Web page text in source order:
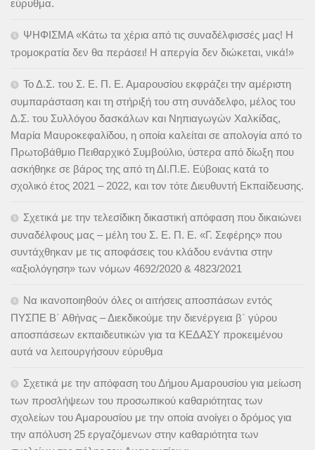
εύρυθμα.
ΨΗΦΙΣΜΑ «Κάτω τα χέρια από τις συναδέλφισσές μας! Η
τρομοκρατία δεν θα περάσει! Η απεργία δεν διώκεται, νικά!»
Το Δ.Σ. του Σ. Ε. Π. Ε. Αμαρουσίου εκφράζει την αμέριστη
συμπαράσταση και τη στήριξή του στη συνάδελφο, μέλος του
Δ.Σ. του Συλλόγου δασκάλων και Νηπιαγωγών Χαλκίδας,
Μαρία Μαυροκεφαλίδου, η οποία καλείται σε απολογία από το
Πρωτοβάθμιο Πειθαρχικό Συμβούλιο, ύστερα από δίωξη που
ασκήθηκε σε βάρος της από τη ΔΙ.Π.Ε. Εύβοιας κατά το
σχολικό έτος 2021 – 2022, και τον τότε Διευθυντή Εκπαίδευσης.
Σχετικά με την τελεσίδικη δικαστική απόφαση που δικαιώνει
συναδέλφους μας – μέλη του Σ. Ε. Π. Ε. «Γ. Σεφέρης» που
συντάχθηκαν με τις αποφάσεις του κλάδου ενάντια στην
«αξιολόγηση» των νόμων 4692/2020 & 4823/2021
Να ικανοποιηθούν όλες οι αιτήσεις αποσπάσων εντός
ΠΥΣΠΕ Β΄ Αθήνας – Διεκδικούμε την διενέργεια β΄ γύρου
αποσπάσεων εκπαιδευτικών για τα ΚΕΔΑΣΥ προκειμένου
αυτά να λειτουργήσουν εύρυθμα
Σχετικά με την απόφαση του Δήμου Αμαρουσίου για μείωση
των προσλήψεων του προσωπικού καθαριότητας των
σχολείων του Αμαρουσίου με την οποία ανοίγει ο δρόμος για
την απόλυση 25 εργαζόμενων στην καθαριότητα των